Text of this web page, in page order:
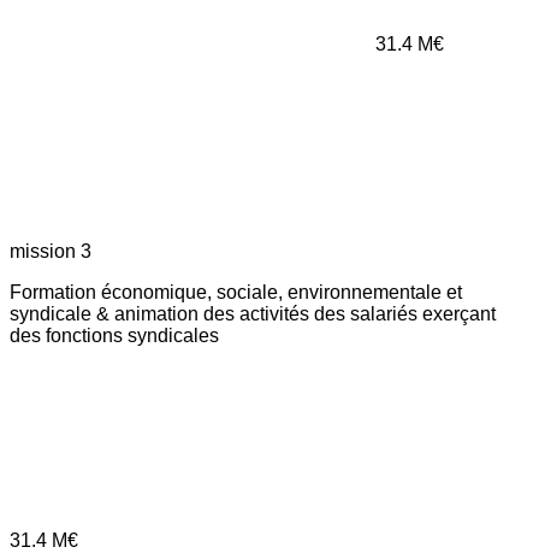
31.4 M€
mission 3
Formation économique, sociale, environnementale et
syndicale & animation des activités des salariés exerçant
des fonctions syndicales
31.4 M€